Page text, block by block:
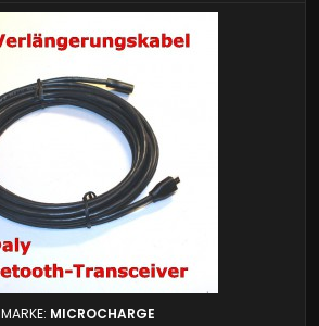
MARKE: MICROCHARGE